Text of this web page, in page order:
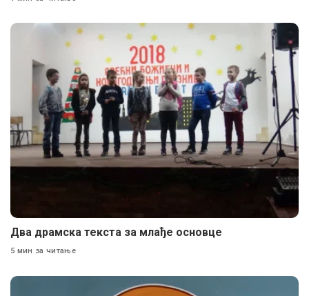
Два драмска текста за млађе основце
5 мин за читање